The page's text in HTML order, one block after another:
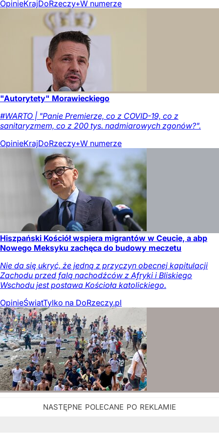
OpinieKrajDoRzeczy+W numerze
"Autorytety" Morawieckiego
#WARTO | "Panie Premierze, co z COVID-19, co z
sanitaryzmem, co z 200 tys. nadmiarowych zgonów?".
OpinieKrajDoRzeczy+W numerze
Hiszpański Kościół wspiera migrantów w Ceucie, a abp
Nowego Meksyku zachęca do budowy meczetu
Nie da się ukryć, że jedną z przyczyn obecnej kapitulacji
Zachodu przed falą nachodźców z Afryki i Bliskiego
Wschodu jest postawa Kościoła katolickiego.
OpinieŚwiatTylko na DoRzeczy.pl